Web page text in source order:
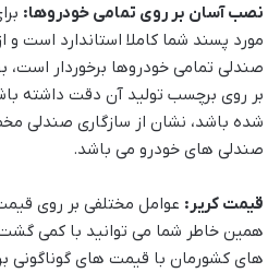
نصب آسان بر روی تمامی خودروها:
مورد پسند شما کاملا استاندارد است
بر روی برچسب تولید آن دقت داشته
شده باشد، نشان از سازگاری صندلی
صندلی های خودرو می باشد.
قیمت کریر: عوامل مختلفی بر روی
همین خاطر شما می توانید با کمی
های کشورمان با قیمت های گوناگونی